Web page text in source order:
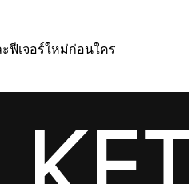
ะฟีเจอร์ใหม่ก่อนใคร